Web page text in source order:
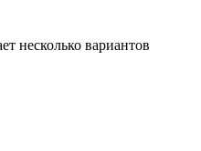
несколько вариантов